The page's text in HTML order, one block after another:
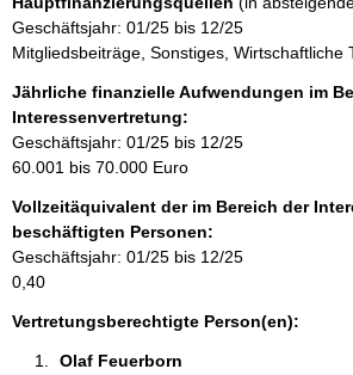
t
i
n
f
o
r
m
t
i
o
n
e
Geschäftsjahr: 01/25 bis 12/25
Mitgliedsbeiträge, Sonstiges, Wirtschaftliche
Jährliche finanzielle Aufwendungen im
Interessenvertretung:
Geschäftsjahr: 01/25 bis 12/25
60.001 bis 70.000 Euro
Vollzeitäquivalent der im Bereich der
beschäftigten Personen:
Geschäftsjahr: 01/25 bis 12/25
0,40
Vertretungsberechtigte Person(en):
Olaf Feuerborn